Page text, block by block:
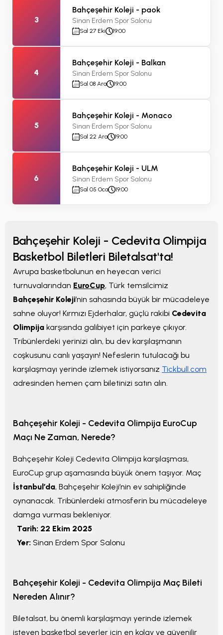
3
Bahçeşehir Koleji - paok
Sinan Erdem Spor Salonu
Sal 27 Eki 19:00
4
Bahçeşehir Koleji - Balkan
Sinan Erdem Spor Salonu
Sal 08 Ara 19:00
5
Bahçeşehir Koleji - Monaco
Sinan Erdem Spor Salonu
Sal 22 Ara 19:00
6
Bahçeşehir Koleji - ULM
Sinan Erdem Spor Salonu
Sal 05 Oca 19:00
Bahçeşehir Koleji - Cedevita Olimpija
Basketbol Biletleri Biletalsat'ta!
Avrupa basketbolunun en heyecan verici
turnuvalarından EuroCup, Türk temsilcimiz
Bahçeşehir Koleji’nin sahasında büyük bir mücadeleye
sahne oluyor! Kırmızı Ejderhalar, güçlü rakibi Cedevita
Olimpija karşısında galibiyet için parkeye çıkıyor.
Tribünlerdeki yerinizi alın, bu dev karşılaşmanın
coşkusunu canlı yaşayın! Nefeslerin tutulacağı bu
karşılaşmayı yerinde izlemek istiyorsanız Tickbull.com
adresinden hemen çam biletinizi satın alın.
Bahçeşehir Koleji - Cedevita Olimpija EuroCup
Maçı Ne Zaman, Nerede?
Bahçeşehir Koleji Cedevita Olimpija karşılaşması,
EuroCup grup aşamasında büyük önem taşıyor. Maç
İstanbul’da, Bahçeşehir Koleji’nin ev sahipliğinde
oynanacak. Tribünlerdeki atmosferin bu mücadeleye
damga vurması bekleniyor.
Tarih: 22 Ekim 2025
Yer: Sinan Erdem Spor Salonu
Bahçeşehir Koleji - Cedevita Olimpija Maç Bileti
Nereden Alınır?
Biletalsat, bu önemli karşılaşmayı yerinde izlemek
isteyen basketbol severler için en kolay ve güvenilir